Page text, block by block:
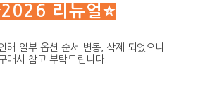
리뉴얼⭐
해 일부 옵션 순서 변동, 삭제 되었으니
매시 참고 부탁드립니다.